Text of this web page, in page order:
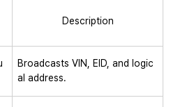
Description
Broadcasts VIN, EID, and logic
al address.